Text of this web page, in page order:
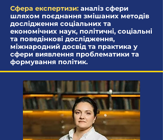
Сфера експертизи: аналіз сфери
шляхом поєднання змішаних методів
дослідження соціальних та
економічних наук, політичні, соціальні
та поведінкові дослідження,
міжнародний досвід та практика у
сфери виявлення проблематики та
формування політик.